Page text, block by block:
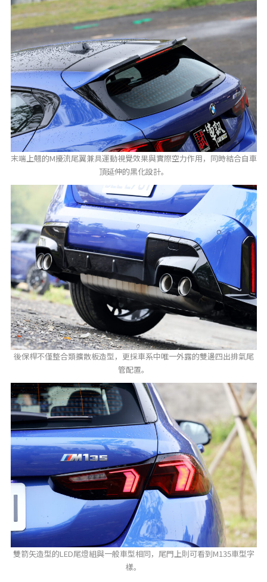
末端上翹的M擾流尾翼兼具運動視覺效果與實際空力作用，同時結合自車
頂延伸的黑化設計。
後保桿不僅整合類擴散板造型，更採車系中唯一外露的雙邊四出排氣尾
管配置。
雙箭矢造型的LED尾燈組與一般車型相同，尾門上則可看到M135車型字
樣。